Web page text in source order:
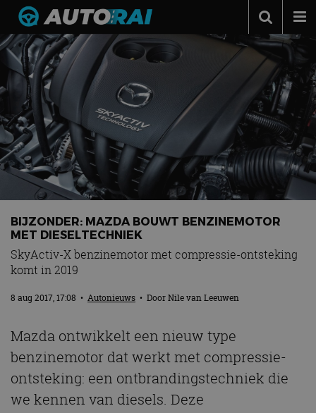
Autonieuws
Podcast
Autotests
Automerken
Adverteren
Contact
BIJZONDER: MAZDA BOUWT BENZINEMOTOR
MET DIESELTECHNIEK
SkyActiv-X benzinemotor met compressie-ontsteking
komt in 2019
8 aug 2017, 17:08 • Autonieuws • DoorNile van Leeuwen
Mazda ontwikkelt een nieuw type
benzinemotor dat werkt met compressie-
ontsteking: een ontbrandingstechniek die
we kennen van diesels. Deze